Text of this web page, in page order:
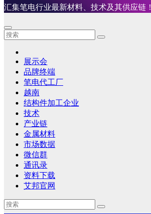
汇集笔电行业最新材料、技术及其供应链！
展示会
品牌终端
笔电代工厂
越南
结构件加工企业
技术
产业链
金属材料
市场数据
微信群
通讯录
资料下载
艾邦官网